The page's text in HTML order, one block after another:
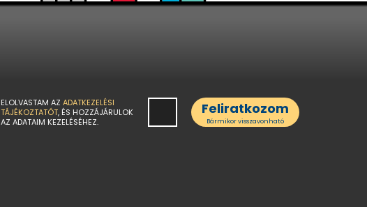
ELOLVASTAM AZ ADATKEZELÉSI
TÁJÉKOZTATÓT, ÉS HOZZÁJÁRULOK
AZ ADATAIM KEZELÉSÉHEZ.
Feliratkozom
Bármikor visszavonható